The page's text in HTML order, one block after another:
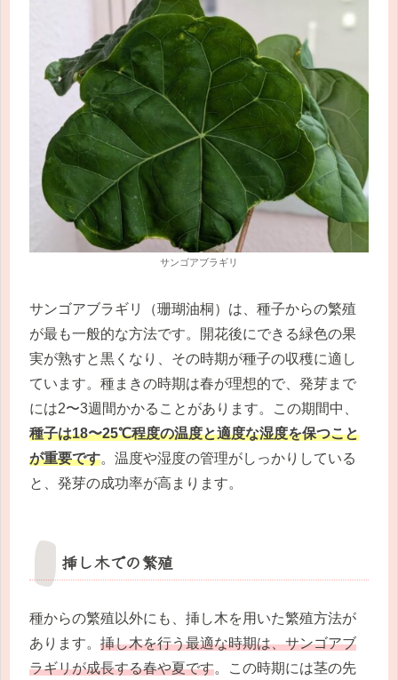
サンゴアブラギリ
サンゴアブラギリ（珊瑚油桐）は、種子からの繁殖
が最も一般的な方法です。開花後にできる緑色の果
実が熟すと黒くなり、その時期が種子の収穫に適し
ています。種まきの時期は春が理想的で、発芽まで
には2〜3週間かかることがあります。この期間中、
種子は18〜25℃程度の温度と適度な湿度を保つこと
が重要です。温度や湿度の管理がしっかりしている
と、発芽の成功率が高まります。
挿し木での繁殖
種からの繁殖以外にも、挿し木を用いた繁殖方法が
あります。 挿し木を行う最適な時期は、サンゴアブ
ラギリが成長する春や夏です。この時期には茎の先